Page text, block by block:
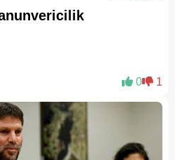
0 1